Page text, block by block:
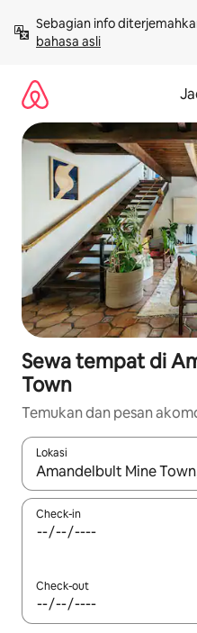
langsung
lihat
Sebagian info
bahasa asli
Sewa tempat di
Town
Temukan dan pesan
Lokasi
Jika hasil yang dicari
Check-in
Check-out